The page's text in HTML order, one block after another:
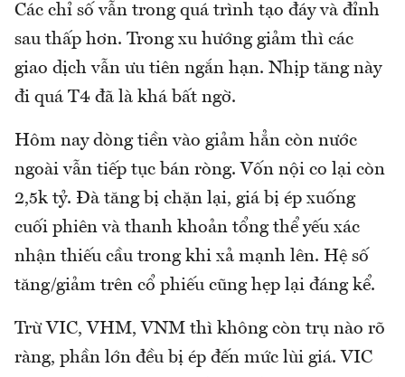
Các chỉ số vẫn trong quá trình tạo đáy và đỉnh
sau thấp hơn. Trong xu hướng giảm thì các
giao dịch vẫn ưu tiên ngắn hạn. Nhịp tăng này
đi quá T4 đã là khá bất ngờ.
Hôm nay dòng tiền vào giảm hẳn còn nước
ngoài vẫn tiếp tục bán ròng. Vốn nội co lại còn
2,5k tỷ. Đà tăng bị chặn lại, giá bị ép xuống
cuối phiên và thanh khoản tổng thể yếu xác
nhận thiếu cầu trong khi xả mạnh lên. Hệ số
tăng/giảm trên cổ phiếu cũng hẹp lại đáng kể.
Trừ VIC, VHM, VNM thì không còn trụ nào rõ
ràng, phần lớn đều bị ép đến mức lùi giá. VIC